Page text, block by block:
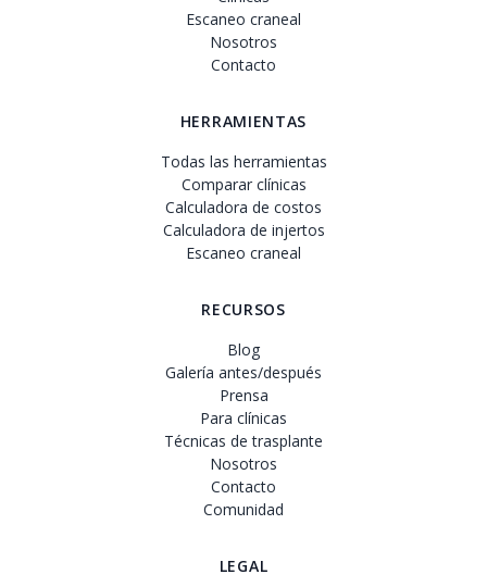
Escaneo craneal
Nosotros
Contacto
HERRAMIENTAS
Todas las herramientas
Comparar clínicas
Calculadora de costos
Calculadora de injertos
Escaneo craneal
RECURSOS
Blog
Galería antes/después
Prensa
Para clínicas
Técnicas de trasplante
Nosotros
Contacto
Comunidad
LEGAL